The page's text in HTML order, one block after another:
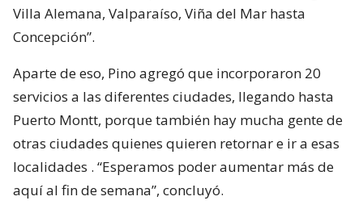
Villa Alemana, Valparaíso, Viña del Mar hasta
Concepción”.
Aparte de eso, Pino agregó que incorporaron 20
servicios a las diferentes ciudades, llegando hasta
Puerto Montt, porque también hay mucha gente de
otras ciudades quienes quieren retornar e ir a esas
localidades . “Esperamos poder aumentar más de
aquí al fin de semana”, concluyó.